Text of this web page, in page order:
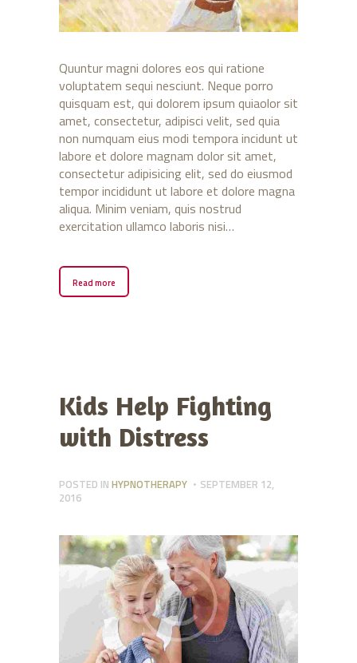
Quuntur magni dolores eos qui ratione
voluptatem sequi nesciunt. Neque porro
quisquam est, qui dolorem ipsum quiaolor sit
amet, consectetur, adipisci velit, sed quia
non numquam eius modi tempora incidunt ut
labore et dolore magnam dolor sit amet,
consectetur adipisicing elit, sed do eiusmod
tempor incididunt ut labore et dolore magna
aliqua. Minim veniam, quis nostrud
exercitation ullamco laboris nisi…
Read more
Kids Help Fighting
with Distress
POSTED IN HYPNOTHERAPY
SEPTEMBER 12,
2016